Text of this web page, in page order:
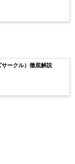
ークル）徹底解説